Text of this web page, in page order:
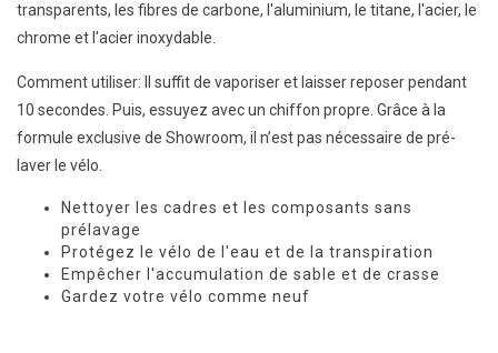
transparents, les fibres de carbone, l'aluminium, le titane, l'acier, le
chrome et l'acier inoxydable.
Comment utiliser: Il suffit de vaporiser et laisser reposer pendant
10 secondes. Puis, essuyez avec un chiffon propre. Grâce à la
formule exclusive de Showroom, il n’est pas nécessaire de pré-
laver le vélo.
Nettoyer les cadres et les composants sans
prélavage
Protégez le vélo de l'eau et de la transpiration
Empêcher l'accumulation de sable et de crasse
Gardez votre vélo comme neuf